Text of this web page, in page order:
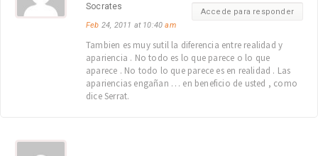
Accede para responder
Socrates
Feb 24, 2011 at 10:40am
Tambien es muy sutil la diferencia entre realidad y
apariencia . No todo es lo que parece o lo que
aparece . No todo lo que parece es en realidad . Las
apariencias engañan … en beneficio de usted , como
dice Serrat.